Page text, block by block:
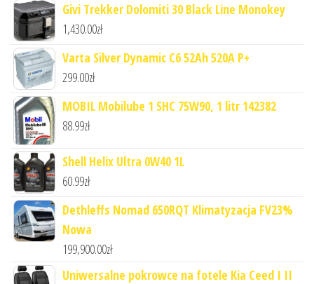
Givi Trekker Dolomiti 30 Black Line Monokey
1,430.00zł
Varta Silver Dynamic C6 52Ah 520A P+
299.00zł
MOBIL Mobilube 1 SHC 75W90, 1 litr 142382
88.99zł
Shell Helix Ultra 0W40 1L
60.99zł
Dethleffs Nomad 650RQT Klimatyzacja FV23%
Nowa
199,900.00zł
Uniwersalne pokrowce na fotele Kia Ceed I II